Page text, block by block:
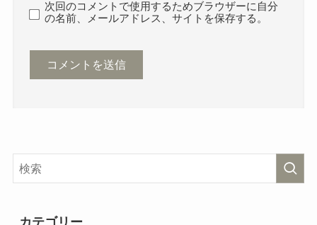
次回のコメントで使用するためブラウザーに自分
の名前、メールアドレス、サイトを保存する。